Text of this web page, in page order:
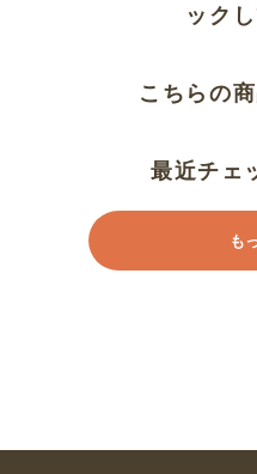
紐無しか飾りリボンにして
ック
こちらの
最近チェ
も